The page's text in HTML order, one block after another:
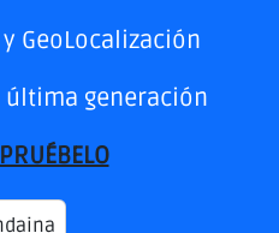
y GeoLocalización
última generación